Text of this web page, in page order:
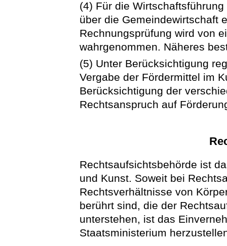
(4) Für die
über die Gemeindewirtschaft
Rechnungsprüfung wird von
wahrgenommen. Näheres
(5) Unter Berücksichtigung
Vergabe der Fördermittel im
Berücksichtigung der
Rechtsanspruch auf
Rechtsaufsichtsbehörde ist
und Kunst. Soweit bei
Rechtsverhältnisse von
berührt sind, die der
unterstehen, ist das
Staatsministerium